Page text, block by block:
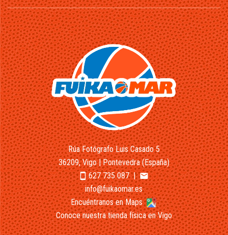
Rúa Fotógrafo Luis Casado 5
36209, Vigo | Pontevedra (España)
smartphone627 735 087|email
info@fuikaomar.es
Encuéntranos en Maps
Conoce nuestra tienda física en Vigo